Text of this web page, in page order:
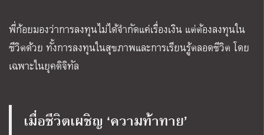
พี่ก้อยมองว่าการลงทุนไม่ได้จำกัดแค่เรื่องเงิน แต่ต้องลงทุนใน
ชีวิตด้วย ทั้งการลงทุนในสุขภาพและการเรียนรู้ตลอดชีวิต โดย
เฉพาะในยุคดิจิทัล
เมื่อชีวิตเผชิญ ‘ความท้าทาย’